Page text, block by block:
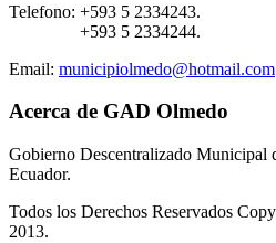
Telefono: +593 5 2334243.
+593 5 2334244.
Email: municipiolmedo@hotmail.com
Acerca de GAD Olmedo
Gobierno Descentralizado Municipal
Ecuador.
Todos los Derechos Reservados
2013.